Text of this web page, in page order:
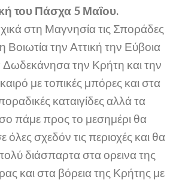
του Πάσχα 5 Μαΐου.
στη Μαγνησία τις Σποράδες
Βοιωτία την Αττική την Εύβοια
Δωδεκάνησα την Κρήτη και την
με τοπικές μπόρες και στα
καταιγίδες αλλά τα
πάμε προς το μεσημέρι θα
σχεδόν τις περιοχές και θα
διάσπαρτα στα ορεινα της
και στα βόρεια της Κρήτης με